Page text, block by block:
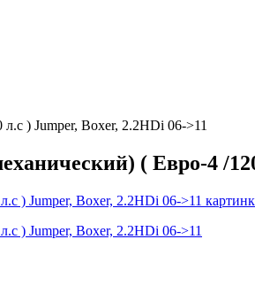
) Jumper, Boxer, 2.2HDi 06->11
( Евро-4 /